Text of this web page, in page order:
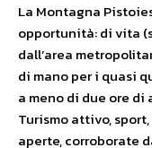
La Montagna
opportunità: di vita
dall’area
di mano per i quasi
a meno di due ore di
Turismo attivo,
aperte, corroborate